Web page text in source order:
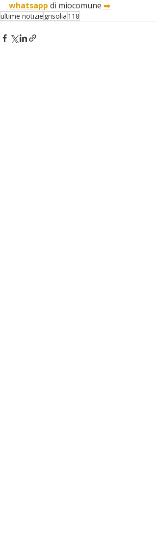
whatsapp di miocomune ➡️
ultime notizie grisolia 118